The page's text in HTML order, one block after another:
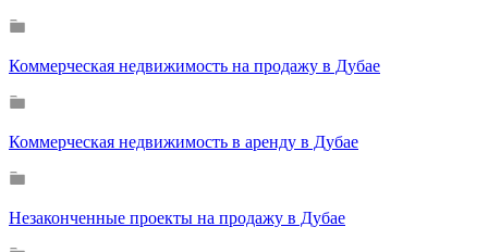
Коммерческая недвижимость на продажу в Дубае
Коммерческая недвижимость в аренду в Дубае
Незаконченные проекты на продажу в Дубае